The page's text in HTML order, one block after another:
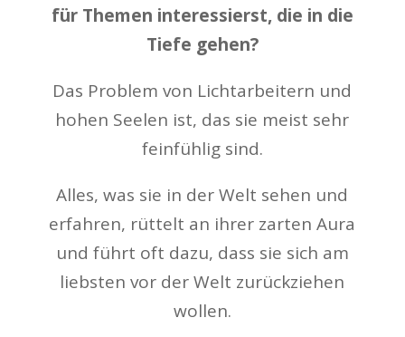
für Themen interessierst, die in die
Tiefe gehen?
Das Problem von Lichtarbeitern und
hohen Seelen ist, das sie meist sehr
feinfühlig sind.
Alles, was sie in der Welt sehen und
erfahren, rüttelt an ihrer zarten Aura
und führt oft dazu, dass sie sich am
liebsten vor der Welt zurückziehen
wollen.